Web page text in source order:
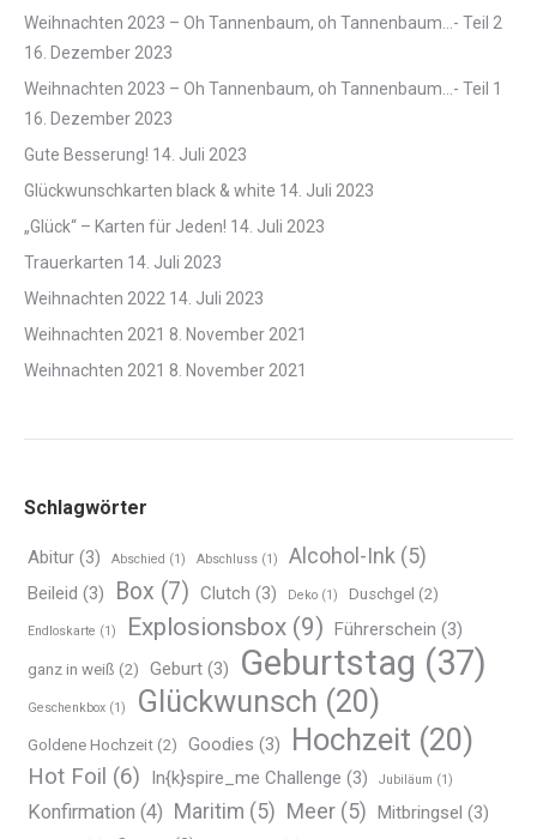
Weihnachten 2023 – Oh Tannenbaum, oh Tannenbaum…- Teil 2
16. Dezember 2023
Weihnachten 2023 – Oh Tannenbaum, oh Tannenbaum…- Teil 1
16. Dezember 2023
Gute Besserung! 14. Juli 2023
Glückwunschkarten black & white 14. Juli 2023
„Glück“ – Karten für Jeden! 14. Juli 2023
Trauerkarten 14. Juli 2023
Weihnachten 2022 14. Juli 2023
Weihnachten 2021 8. November 2021
Weihnachten 2021 8. November 2021
Schlagwörter
Abitur (3) Abschied (1) Abschluss (1) Alcohol-Ink (5)
Beileid (3) Box (7) Clutch (3) Deko (1) Duschgel (2)
Endloskarte (1) Explosionsbox (9) Führerschein (3)
ganz in weiß (2) Geburt (3) Geburtstag (37)
Geschenkbox (1) Glückwunsch (20)
Goldene Hochzeit (2) Goodies (3) Hochzeit (20)
Hot Foil (6) In{k}spire_me Challenge (3) Jubiläum (1)
Konfirmation (4) Maritim (5) Meer (5) Mitbringsel (3)